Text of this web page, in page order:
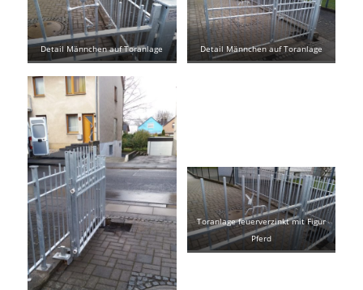
Detail Männchen auf Toranlage Detail Männchen auf Toranlage
Toranlage feuerverzinkt mit Figur
Pferd